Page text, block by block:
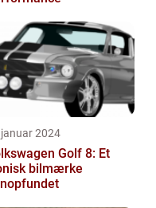
2024
Golf 8: Et
bilmærke